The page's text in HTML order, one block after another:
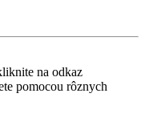
na odkaz
pomocou rôznych